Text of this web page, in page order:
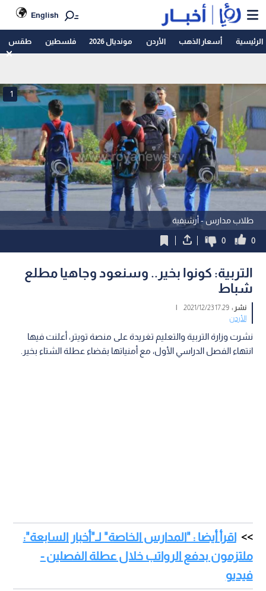
English
الرئيسية أسعار الذهب الأردن مونديال 2026 فلسطين طقس
طلاب مدارس - أرشيفية
1
0
0
التربية: كونوا بخير.. وسنعود وجاهيا مطلع
شباط
نشر :17:29 2021/12/23
|
الأردن
نشرت وزارة التربية والتعليم تغريدة على منصة تويتر، أعلنت فيها
انتهاء الفصل الدراسي الأول، مع أمنياتها بقضاء عطلة الشتاء بخير.
اقرأ أيضا : "المدارس الخاصة" لـ"أخبار السابعة":
ملتزمون بدفع الرواتب خلال عطلة الفصلين -
فيديو